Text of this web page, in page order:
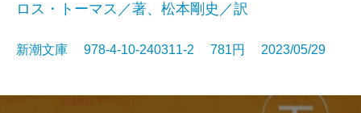
ロス・トーマス／著、松本剛史／訳
新潮文庫 978-4-10-240311-2 781円 2023/05/29